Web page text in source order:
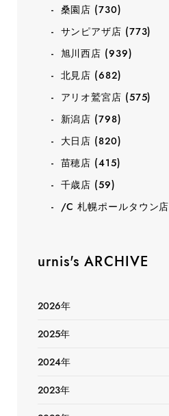
桑園店 (730)
サンピアザ店 (773)
旭川西店 (939)
北見店 (682)
アリオ鷲宮店 (575)
新潟店 (798)
大日店 (820)
苗穂店 (415)
千歳店 (59)
/C 札幌ポールタウン店
urnis's ARCHIVE
2026年
2025年
2024年
2023年